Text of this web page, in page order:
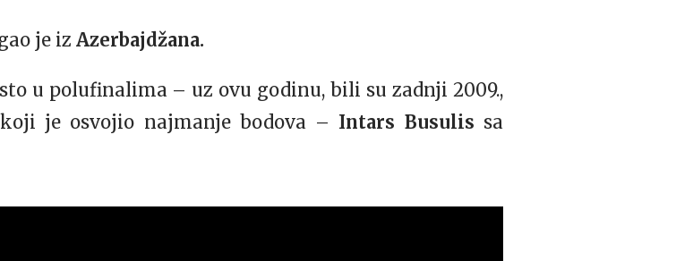
je iz Azerbajdžana.
u polufinalima – uz ovu godinu, bili su zadnji 2009.,
je osvojio najmanje bodova – Intars Busulis sa